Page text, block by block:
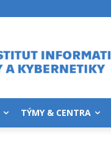
TÝMY & CENTRA